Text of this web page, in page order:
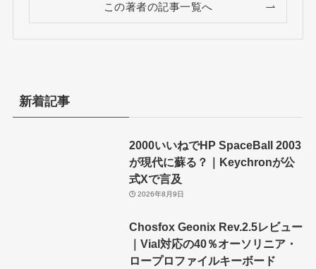
この著者の記事一覧へ
新着記事
2000いいねでHP SpaceBall 2003
が現代に蘇る？｜Keychronが公
式Xで言及
2026年8月9日
Chosfox Geonix Rev.2.5レビュー
｜Vial対応の40％オーソリニア・
ロープロファイルキーボード